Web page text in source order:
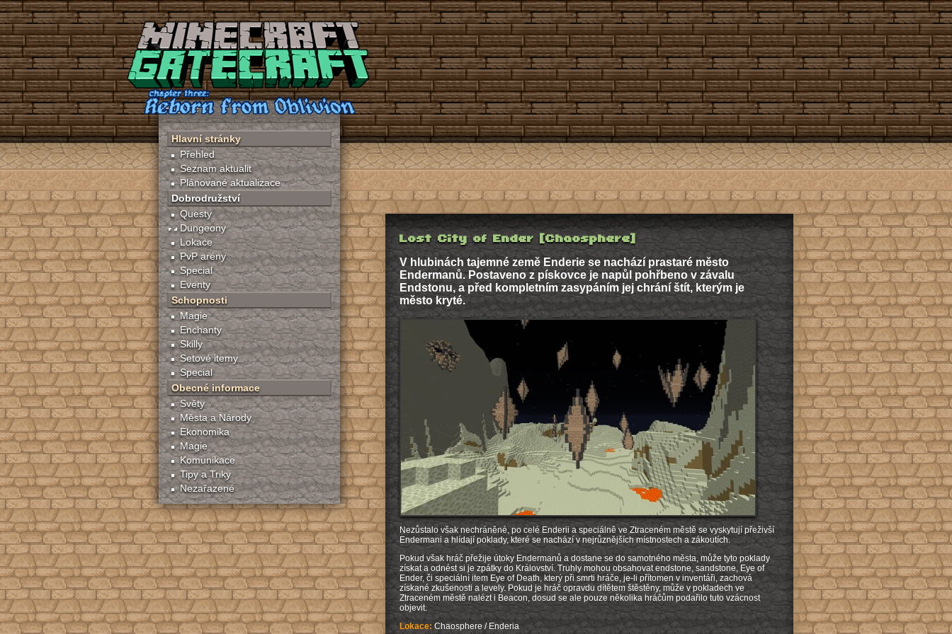
Menu:
Hlavní stránky
Přehled
Seznam aktualit
Plánované aktualizace
Dobrodružství
Questy
Dungeony
Lokace
PvP arény
Special
Eventy
Schopnosti
Magie
Enchanty
Skilly
Setové itemy
Special
Obecné informace
Světy
Města a Národy
Ekonomika
Magie
Komunikace
Tipy a Triky
Nezařazené
Lost City of Ender [Chaosphere]
V hlubinách tajemné země Enderie se nachází prastaré město
Endermanů. Postaveno z pískovce je napůl pohřbeno v závalu
Endstonu, a před kompletním zasypáním jej chrání štít, kterým je
město kryté.
Nezůstalo však nechráněné, po celé Enderii a speciálně ve Ztraceném městě se vyskytují přeživší
Endermani a hlídají poklady, které se nachází v nejrůznějších místnostech a zákoutích.
Pokud však hráč přežije útoky Endermanů a dostane se do samotného města, může tyto poklady
získat a odnést si je zpátky do Království. Truhly mohou obsahovat endstone, sandstone, Eye of
Ender, či speciální item Eye of Death, který při smrti hráče, je-li přítomen v inventáři, zachová
získané zkušenosti a levely. Pokud je hráč opravdu dítětem štěstěny, může v pokladech ve
Ztraceném městě nalézt i Beacon, dosud se ale pouze několika hráčům podařilo tuto vzácnost
objevit.
Lokace: Chaosphere / Enderia